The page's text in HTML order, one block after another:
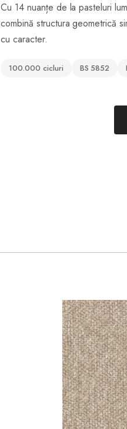
Cu 14 nuanțe de la pasteluri
combină structura geometrică
cu caracter.
100.000 cicluri BS 5852